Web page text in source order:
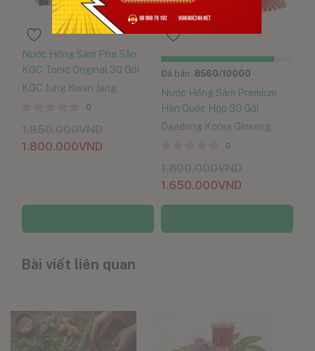
Nước Hồng Sâm Pha Sẵn
KGC Tonic Original 30 Gói
KGC Jung Kwan Jang
0
1.800.000VND
Đã bán: 8560/10000
Nước Hồng Sâm Premium
Hàn Quốc Hộp 30 Gói
Daedong Korea Ginseng
0
1.650.000VND
Bài viết liên quan